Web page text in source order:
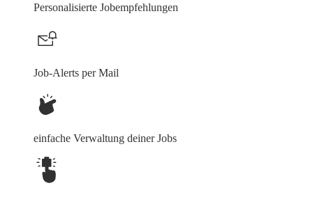
Personalisierte Jobempfehlungen
Job-Alerts per Mail
einfache Verwaltung deiner Jobs